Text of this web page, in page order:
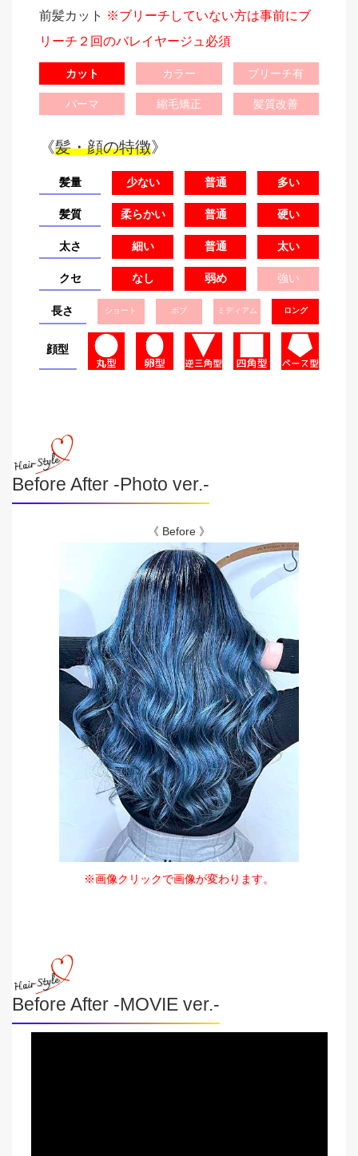
前髪カット ※ブリーチしていない方は事前にブ
リーチ２回のバレイヤージュ必須
カット カラー ブリーチ有
パーマ 縮毛矯正 髪質改善
《髪・顔の特徴》
髪量 少ない 普通 多い
髪質 柔らかい 普通 硬い
太さ 細い 普通 太い
クセ なし 弱め 強い
長さ ショート ボブ ミディアム ロング
顔型
Before After -Photo ver.-
《 Before 》
※画像クリックで画像が変わります。
Before After -MOVIE ver.-